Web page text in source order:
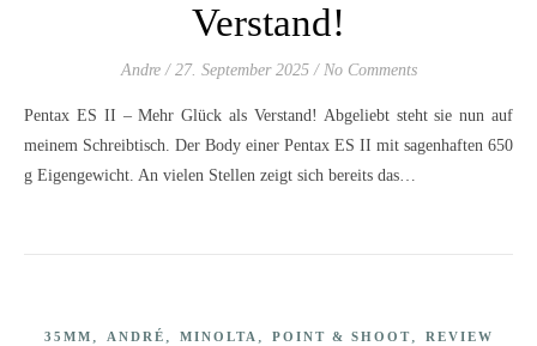
Verstand!
Andre / 27. September 2025 / No Comments
Pentax ES II – Mehr Glück als Verstand! Abgeliebt steht sie nun auf
meinem Schreibtisch. Der Body einer Pentax ES II mit sagenhaften 650
g Eigengewicht. An vielen Stellen zeigt sich bereits das…
35MM , ANDRÉ , MINOLTA , POINT & SHOOT, REVIEW